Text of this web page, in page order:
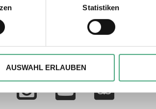
Merkmalen (Fingerprinting)
Daten verarbeitet werden, und legen Sie
zu personalisieren, besondere
geben wir ggfs. Informationen zu
Statistiken
AUSWAHL ERLAUBEN
zu